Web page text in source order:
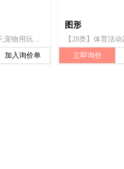
【28类】游戏套环;宠物用玩具;多米诺骨牌;恶作剧玩具;飞盘（玩具）;陀螺（玩具）;玩具风铃;演戏面具;玩具娃娃衣;抽奖用刮刮卡
加入询价单
图形
立即询价